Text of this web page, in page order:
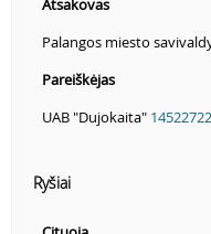
Palangos miesto
Pareiškėjas
UAB "Dujokaita"
Ryšiai